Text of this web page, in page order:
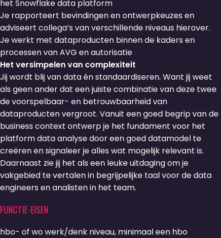
het Snowflake data platform
Je rapporteert bevindingen en ontwerpkeuzes en
adviseert collega’s van verschillende niveaus hierover.
Je werkt met dataproducten binnen de kaders en
processen van AVG en autorisatie
Het versimpelen van complexiteit
Jij wordt blij van data én standaardiseren. Want jij weet
als geen ander dat een juiste combinatie van deze twee
de voorspelbaar- en betrouwbaarheid van
dataproducten vergroot. Vanuit een goed begrip van de
business context ontwerp je het fundament voor het
platform data analyse door een goed datamodel te
creëren en signaleer je alles wat mogelijk relevant is.
Daarnaast zie jij het als een leuke uitdaging om je
vakgebied te vertalen in begrijpelijke taal voor de data
engineers en analisten in het team.
FUNCTIE-EISEN
hbo- of wo werk/denk niveau, minimaal een hbo